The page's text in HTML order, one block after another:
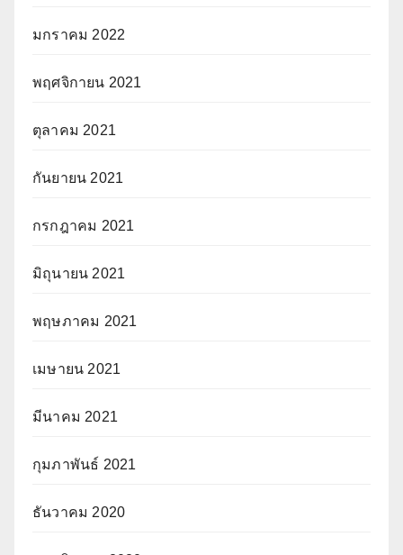
มกราคม 2022
พฤศจิกายน 2021
ตุลาคม 2021
กันยายน 2021
กรกฎาคม 2021
มิถุนายน 2021
พฤษภาคม 2021
เมษายน 2021
มีนาคม 2021
กุมภาพันธ์ 2021
ธันวาคม 2020